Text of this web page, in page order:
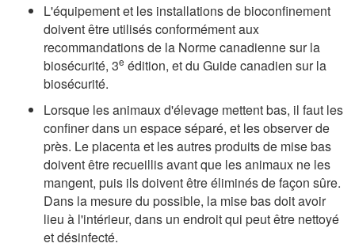
L'équipement et les installations de bioconfinement
doivent être utilisés conformément aux
recommandations de la Norme canadienne sur la
biosécurité, 3e édition, et du Guide canadien sur la
biosécurité.
Lorsque les animaux d'élevage mettent bas, il faut les
confiner dans un espace séparé, et les observer de
près. Le placenta et les autres produits de mise bas
doivent être recueillis avant que les animaux ne les
mangent, puis ils doivent être éliminés de façon sûre.
Dans la mesure du possible, la mise bas doit avoir
lieu à l'intérieur, dans un endroit qui peut être nettoyé
et désinfecté.